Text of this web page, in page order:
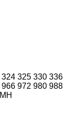
324 325 330 336
966 972 980 988
MH